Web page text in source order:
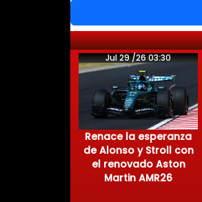
Jul 29 /26 03:30
Renace la esperanza
de Alonso y Stroll con
el renovado Aston
Martin AMR26